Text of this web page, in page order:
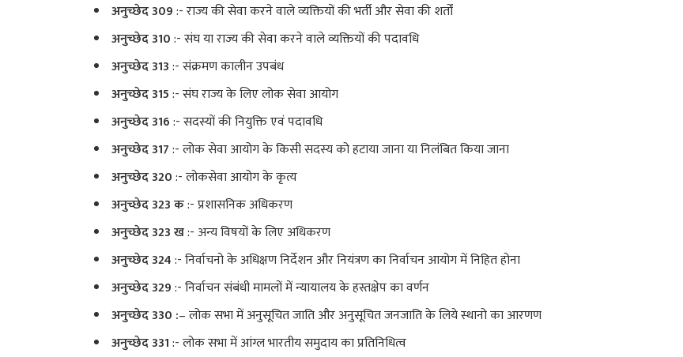
अनुच्छेद 309:- राज्य की सेवा करने वाले व्यक्तियों की भर्ती और सेवा की शर्तों
अनुच्छेद 310:- संघ या राज्य की सेवा करने वाले व्यक्तियों की पदावधि
अनुच्छेद 313:- संक्रमण कालीन उपबंध
अनुच्छेद 315:- संघ राज्य के लिए लोक सेवा आयोग
अनुच्छेद 316:- सदस्यों की नियुक्ति एवं पदावधि
अनुच्छेद 317:- लोक सेवा आयोग के किसी सदस्य को हटाया जाना या निलंबित किया जाना
अनुच्छेद 320:- लोकसेवा आयोग के कृत्य
अनुच्छेद 323 क:- प्रशासनिक अधिकरण
अनुच्छेद 323 ख:- अन्य विषयों के लिए अधिकरण
अनुच्छेद 324:- निर्वाचनो के अधिक्षण निर्देशन और नियंत्रण का निर्वाचन आयोग में निहित होना
अनुच्छेद 329:- निर्वाचन संबंधी मामलों में न्यायालय के हस्तक्षेप का वर्णन
अनुच्छेद 330 :– लोक सभा में अनुसूचित जाति और अनुसूचित जनजाति के लिये स्थानो का आरणण
अनुच्छेद 331:- लोक सभा में आंग्ल भारतीय समुदाय का प्रतिनिधित्व